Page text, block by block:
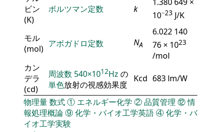
ビン
(K)
ボルツマン定数 k
10−23 J/K
モル
(mol) アボガドロ定数 NA
6.022 140
76 × 1023
/mol
カン
デラ
(cd)
周波数 540×1012Hz の
単色放射の視感効果度
Kcd 683 lm/W
物理量数式① エネルギー化学 ②品質管理 ⑫情
報処理概論⑨化学・バイオ工学英語④化学・バ
イオ工学実験